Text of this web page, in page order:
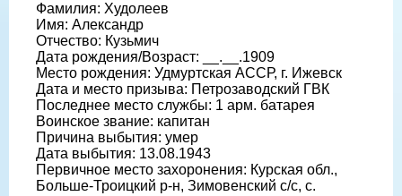
Фамилия: Худолеев
Имя: Александр
Отчество: Кузьмич
Дата рождения/Возраст: __.__.1909
Место рождения: Удмуртская АССР, г. Ижевск
Дата и место призыва: Петрозаводский ГВК
Последнее место службы: 1 арм. батарея
Воинское звание: капитан
Причина выбытия: умер
Дата выбытия: 13.08.1943
Первичное место захоронения: Курская обл.,
Больше-Троицкий р-н, Зимовенский с/с, с.